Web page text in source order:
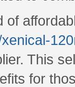
of
This
for